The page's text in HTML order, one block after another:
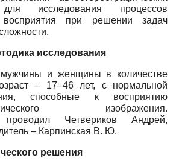
исследования процессов
восприятия при решении задач
исследования
и женщины в количестве
– 17–46 лет, с нормальной
способные к восприятию
изобра­жения.
проводил Четвериков Андрей,
– Карпин­ская В. Ю.
решения